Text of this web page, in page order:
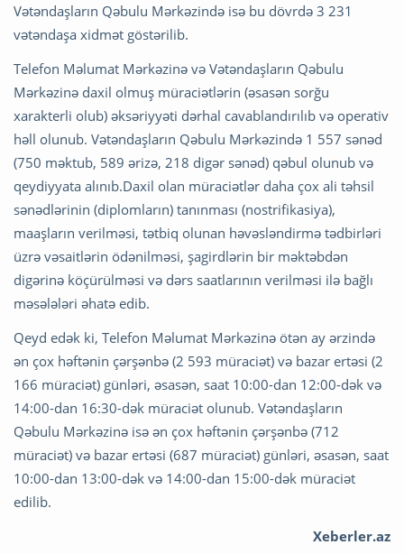
Vətəndaşların Qəbulu Mərkəzində isə bu dövrdə 3 231
vətəndaşa xidmət göstərilib.
Telefon Məlumat Mərkəzinə və Vətəndaşların Qəbulu
Mərkəzinə daxil olmuş müraciətlərin (əsasən sorğu
xarakterli olub) əksəriyyəti dərhal cavablandırılıb və operativ
həll olunub. Vətəndaşların Qəbulu Mərkəzində 1 557 sənəd
(750 məktub, 589 ərizə, 218 digər sənəd) qəbul olunub və
qeydiyyata alınıb.Daxil olan müraciətlər daha çox ali təhsil
sənədlərinin (diplomların) tanınması (nostrifikasiya),
maaşların verilməsi, tətbiq olunan həvəsləndirmə tədbirləri
üzrə vəsaitlərin ödənilməsi, şagirdlərin bir məktəbdən
digərinə köçürülməsi və dərs saatlarının verilməsi ilə bağlı
məsələləri əhatə edib.
Qeyd edək ki, Telefon Məlumat Mərkəzinə ötən ay ərzində
ən çox həftənin çərşənbə (2 593 müraciət) və bazar ertəsi (2
166 müraciət) günləri, əsasən, saat 10:00-dan 12:00-dək və
14:00-dan 16:30-dək müraciət olunub. Vətəndaşların
Qəbulu Mərkəzinə isə ən çox həftənin çərşənbə (712
müraciət) və bazar ertəsi (687 müraciət) günləri, əsasən, saat
10:00-dan 13:00-dək və 14:00-dan 15:00-dək müraciət
edilib.
Xeberler.az